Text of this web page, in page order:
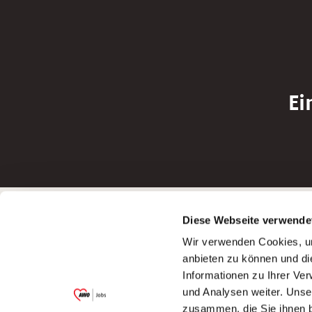
Diese Webseite
Wir verwenden Cookies,
anbieten zu können und
Informationen zu Ihrer
und Analysen weiter.
zusammen, die Sie ihnen
Garitz Bewirtschaftungsbetriebe GmbH
(Ein Tochterunternehmen des AWO
Bezirksverbandes Unterfranken e.V.)